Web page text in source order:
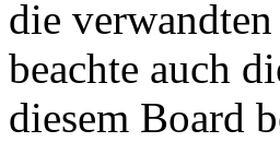
die
beachte auch
diesem Board